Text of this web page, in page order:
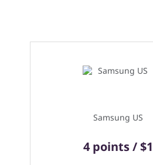
Samsung US
4 points / $1